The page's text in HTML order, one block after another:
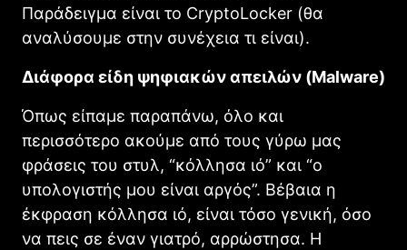
Παράδειγμα είναι το CryptoLocker (θα
αναλύσουμε στην συνέχεια τι είναι).
Διάφορα είδη ψηφιακών απειλών (Malware)
Όπως είπαμε παραπάνω, όλο και
περισσότερο ακούμε από τους γύρω μας
φράσεις του στυλ, “κόλλησα ιό” και “ο
υπολογιστής μου είναι αργός”. Βέβαια η
έκφραση κόλλησα ιό, είναι τόσο γενική, όσο
να πεις σε έναν γιατρό, αρρώστησα. Η